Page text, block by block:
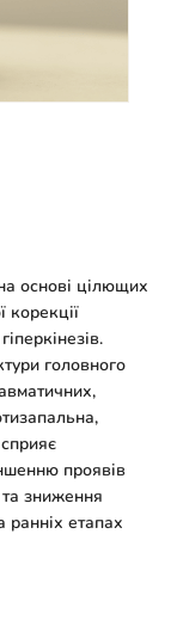
основі цілющих
корекції
головного
проявів
та зниження
ранніх етапах